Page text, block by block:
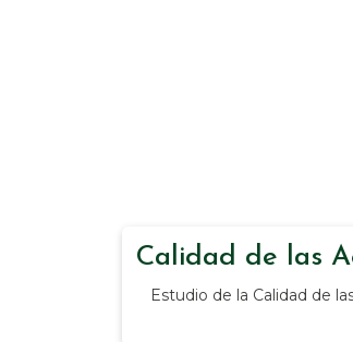
Calidad de las
Estudio de la Calidad de